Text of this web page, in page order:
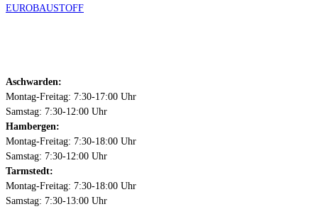
EUROBAUSTOFF
Aschwarden:
Montag-Freitag: 7:30-17:00 Uhr
Samstag: 7:30-12:00 Uhr
Hambergen:
Montag-Freitag: 7:30-18:00 Uhr
Samstag: 7:30-12:00 Uhr
Tarmstedt:
Montag-Freitag: 7:30-18:00 Uhr
Samstag: 7:30-13:00 Uhr